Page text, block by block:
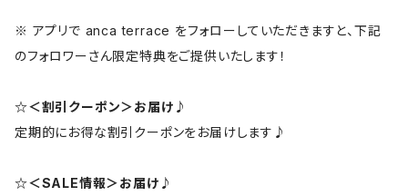
※ アプリで anca terrace をフォローしていただきますと、下記
のフォロワーさん限定特典をご提供いたします！
☆＜割引クーポン＞お届け♪
定期的にお得な割引クーポンをお届けします♪
☆＜SALE情報＞お届け♪